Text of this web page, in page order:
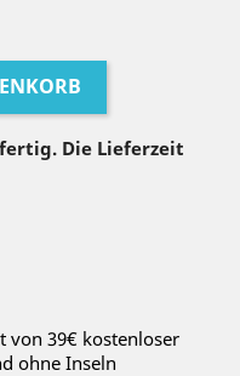
Die Lieferzeit
von 39€ kostenloser
ohne Inseln